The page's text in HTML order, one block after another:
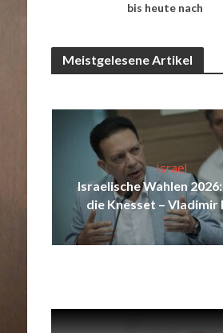
bis heute nach
Meistgelesene Artikel
Israel
Israelische Wahlen
die Knesset – Vladimir